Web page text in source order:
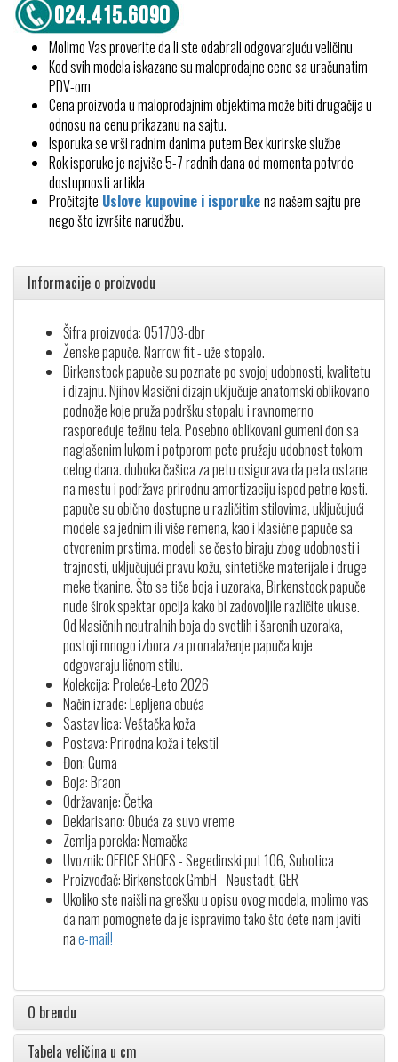
Molimo Vas proverite da li ste odabrali odgovarajuću veličinu
Kod svih modela iskazane su maloprodajne cene sa uračunatim
PDV-om
Cena proizvoda u maloprodajnim objektima može biti drugačija u
odnosu na cenu prikazanu na sajtu.
Isporuka se vrši radnim danima putem Bex kurirske službe
Rok isporuke je najviše 5-7 radnih dana od momenta potvrde
dostupnosti artikla
Pročitajte Uslove kupovine i isporukena našem sajtu pre
nego što izvršite narudžbu.
Informacije o proizvodu
Šifra proizvoda: 051703-dbr
Ženske papuče. Narrow fit - uže stopalo.
Birkenstock papuče su poznate po svojoj udobnosti, kvalitetu
i dizajnu. Njihov klasični dizajn uključuje anatomski oblikovano
podnožje koje pruža podršku stopalu i ravnomerno
raspoređuje težinu tela. Posebno oblikovani gumeni đon sa
naglašenim lukom i potporom pete pružaju udobnost tokom
celog dana. duboka čašica za petu osigurava da peta ostane
na mestu i podržava prirodnu amortizaciju ispod petne kosti.
papuče su obično dostupne u različitim stilovima, uključujući
modele sa jednim ili više remena, kao i klasične papuče sa
otvorenim prstima. modeli se često biraju zbog udobnosti i
trajnosti, uključujući pravu kožu, sintetičke materijale i druge
meke tkanine. Što se tiče boja i uzoraka, Birkenstock papuče
nude širok spektar opcija kako bi zadovoljile različite ukuse.
Od klasičnih neutralnih boja do svetlih i šarenih uzoraka,
postoji mnogo izbora za pronalaženje papuča koje
odgovaraju ličnom stilu.
Kolekcija: Proleće-Leto 2026
Način izrade: Lepljena obuća
Sastav lica: Veštačka koža
Postava: Prirodna koža i tekstil
Đon: Guma
Boja: Braon
Održavanje: Četka
Deklarisano: Obuća za suvo vreme
Zemlja porekla: Nemačka
Uvoznik: OFFICE SHOES - Segedinski put 106, Subotica
Proizvođač: Birkenstock GmbH - Neustadt, GER
Ukoliko ste naišli na grešku u opisu ovog modela, molimo vas
da nam pomognete da je ispravimo tako što ćete nam javiti
nae-mail!
O brendu
Tabela veličina u cm